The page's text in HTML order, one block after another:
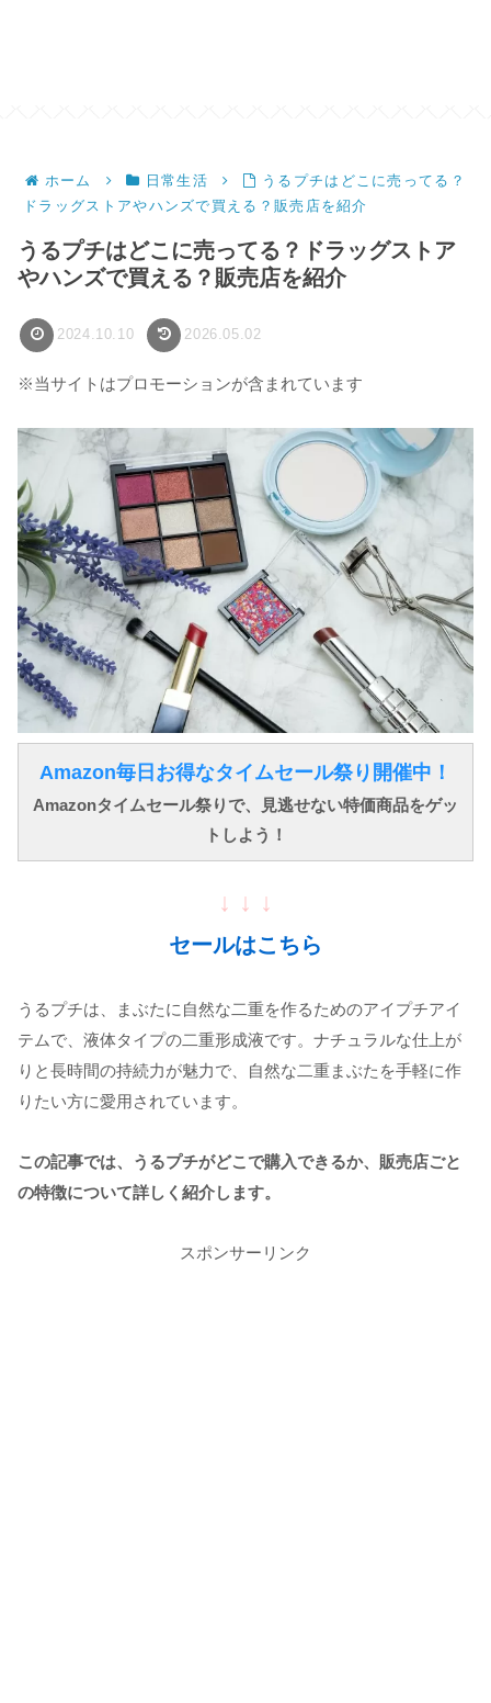
ホーム 日常生活
うるプチはどこに売ってる？
ドラッグストアやハンズで買える？販売店を紹介
うるプチはどこに売ってる？ドラッグストア
やハンズで買える？販売店を紹介
2024.10.10 2026.05.02
※当サイトはプロモーションが含まれています
Amazon毎日お得なタイムセール祭り開催中！
Amazonタイムセール祭りで、見逃せない特価商品をゲッ
トしよう！
↓ ↓ ↓
セールはこちら
うるプチは、まぶたに自然な二重を作るためのアイプチアイ
テムで、液体タイプの二重形成液です。ナチュラルな仕上が
りと長時間の持続力が魅力で、自然な二重まぶたを手軽に作
りたい方に愛用されています。
この記事では、うるプチがどこで購入できるか、販売店ごと
の特徴について詳しく紹介します。
スポンサーリンク